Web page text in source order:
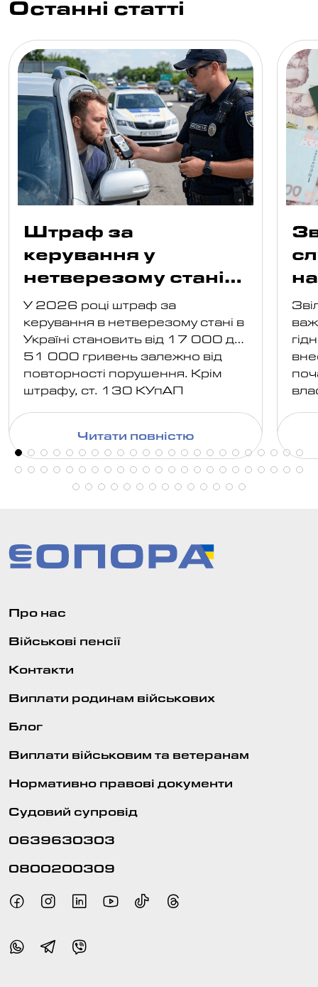
Останні статті
Штраф за
керування у
нетверезому стані
2026: розміри
У 2026 році штраф за
керування в нетверезому стані в
Україні становить від 17 000 до
51 000 гривень залежно від
повторності порушення. Крім
штрафу, ст. 130 КУпАП
транспортними засобами, а в
окремих випадках й конфіскацію
автомобіля або
адміністративний арешт.
Читати повністю
Про нас
Військові пенсії
Контакти
Виплати родинам військових
Блог
Виплати військовим та ветеранам
Нормативно правові документи
Судовий супровід
0639630303
0800200309